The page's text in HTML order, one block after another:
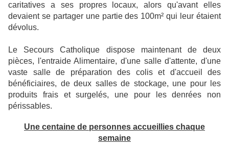
caritatives a ses propres locaux, alors qu'avant elles
devaient se partager une partie des 100m² qui leur étaient
dévolus.
Le Secours Catholique dispose maintenant de deux
pièces, l'entraide Alimentaire, d'une salle d'attente, d'une
vaste salle de préparation des colis et d'accueil des
bénéficiaires, de deux salles de stockage, une pour les
produits frais et surgelés, une pour les denrées non
périssables.
Une centaine de personnes accueillies chaque
semaine